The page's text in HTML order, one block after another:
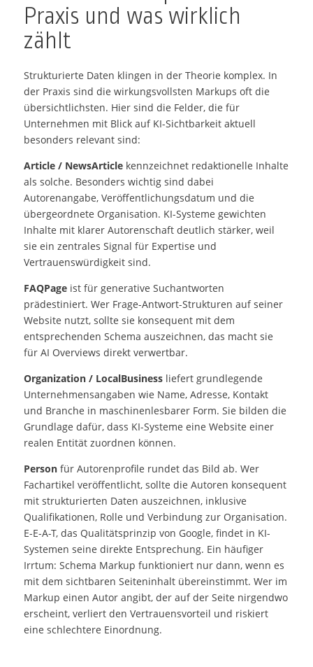
Praxis und was wirklich
zählt
Strukturierte Daten klingen in der Theorie komplex. In
der Praxis sind die wirkungsvollsten Markups oft die
übersichtlichsten. Hier sind die Felder, die für
Unternehmen mit Blick auf KI-Sichtbarkeit aktuell
besonders relevant sind:
Article / NewsArticlekennzeichnet redaktionelle Inhalte
als solche. Besonders wichtig sind dabei
Autorenangabe, Veröffentlichungsdatum und die
übergeordnete Organisation. KI-Systeme gewichten
Inhalte mit klarer Autorenschaft deutlich stärker, weil
sie ein zentrales Signal für Expertise und
Vertrauenswürdigkeit sind.
FAQPageist für generative Suchantworten
prädestiniert. Wer Frage-Antwort-Strukturen auf seiner
Website nutzt, sollte sie konsequent mit dem
entsprechenden Schema auszeichnen, das macht sie
für AI Overviews direkt verwertbar.
Organization / LocalBusinessliefert grundlegende
Unternehmensangaben wie Name, Adresse, Kontakt
und Branche in maschinenlesbarer Form. Sie bilden die
Grundlage dafür, dass KI-Systeme eine Website einer
realen Entität zuordnen können.
Personfür Autorenprofile rundet das Bild ab. Wer
Fachartikel veröffentlicht, sollte die Autoren konsequent
mit strukturierten Daten auszeichnen, inklusive
Qualifikationen, Rolle und Verbindung zur Organisation.
E-E-A-T, das Qualitätsprinzip von Google, findet in KI-
Systemen seine direkte Entsprechung. Ein häufiger
Irrtum: Schema Markup funktioniert nur dann, wenn es
mit dem sichtbaren Seiteninhalt übereinstimmt. Wer im
Markup einen Autor angibt, der auf der Seite nirgendwo
erscheint, verliert den Vertrauensvorteil und riskiert
eine schlechtere Einordnung.